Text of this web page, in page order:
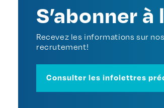
S’abonner
Recevez les informations sur
recrutement!
Consulter les infolettres